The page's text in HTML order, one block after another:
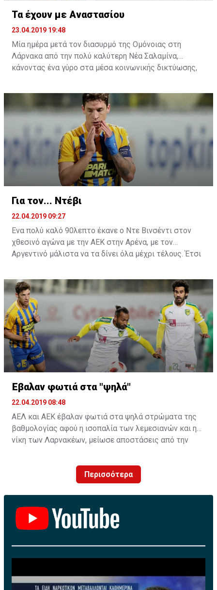
Τα έχουν με Αναστασίου
23.04.2019 19:48
Μία ημέρα μετά τον διασυρμό της Ομόνοιας στη
Λάρνακα από την πολύ καλύτερη Νέα Σαλαμίνα,
κάνοντας ένα γύρο στα μέσα κοινωνικής δικτύωσης,
προπονητή. Η συμπεριφορά του μετά το τέλος του
αγώνα στη δημοσιογραφική γι' άλλη μία φορά δεν ήταν
η πρέπων, αφού πολλοί είναι αυτοί που πιστεύουν ότι
τουλάχιστον αυτό έπρεπε να λεχθεί από τα χείλη του
Ελλαδίτη τεχνικό ήταν μία συγνώμη.
Για τον... Ντέβι
22.04.2019 09:27
Ένα πολύ καλό 90λεπτο έκανε ο Ντε Βινσέντι στον
χθεσινό αγώνα με την ΑΕΚ στην Αρένα, με τον
Αργεντινό μάλιστα να τα δίνει όλα μέχρι τέλους. Έτσι
φάση του ματς, όπου σημάδεψε το δοκάρι της εστίας
του Τόνιο.
Έβαλαν φωτιά στα "ψηλά"
22.04.2019 08:48
ΑΕΛ και ΑΕΚ έβαλαν φωτιά στα ψηλά στρώματα της
βαθμολογίας αφού η ισοπαλία των λεμεσιανών και η
νίκη των Λαρνακέων, μείωσε αποστάσεις από την
Περισσότερα